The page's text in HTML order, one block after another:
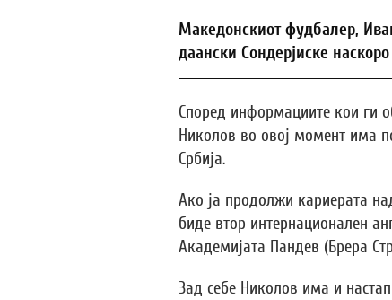
Македонскиот фудбалер,
даански Сондерјиске
Според информациите кои ги
Николов во овој момент има
Србија.
Ако ја продолжи кариерата
биде втор интернационален
Академијата Пандев (Брера
Зад себе Николов има и